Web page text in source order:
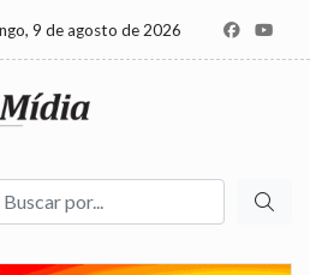
9 de agosto de 2026